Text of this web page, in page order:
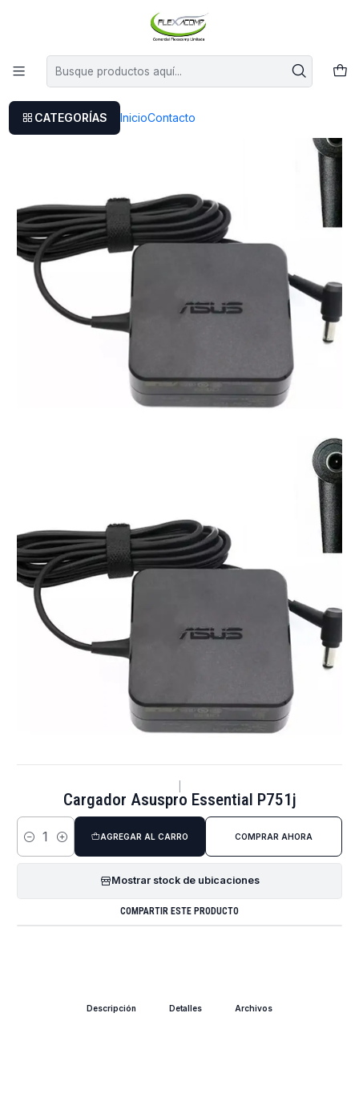
CATEGORÍAS InicioContacto
Este es el texto del slide
Cargador Asuspro Essential P751j
Cantidad
AGREGAR AL CARRO COMPRAR AHORA
Mostrar stock de ubicaciones
COMPARTIR ESTE PRODUCTO
Descripción Detalles Archivos